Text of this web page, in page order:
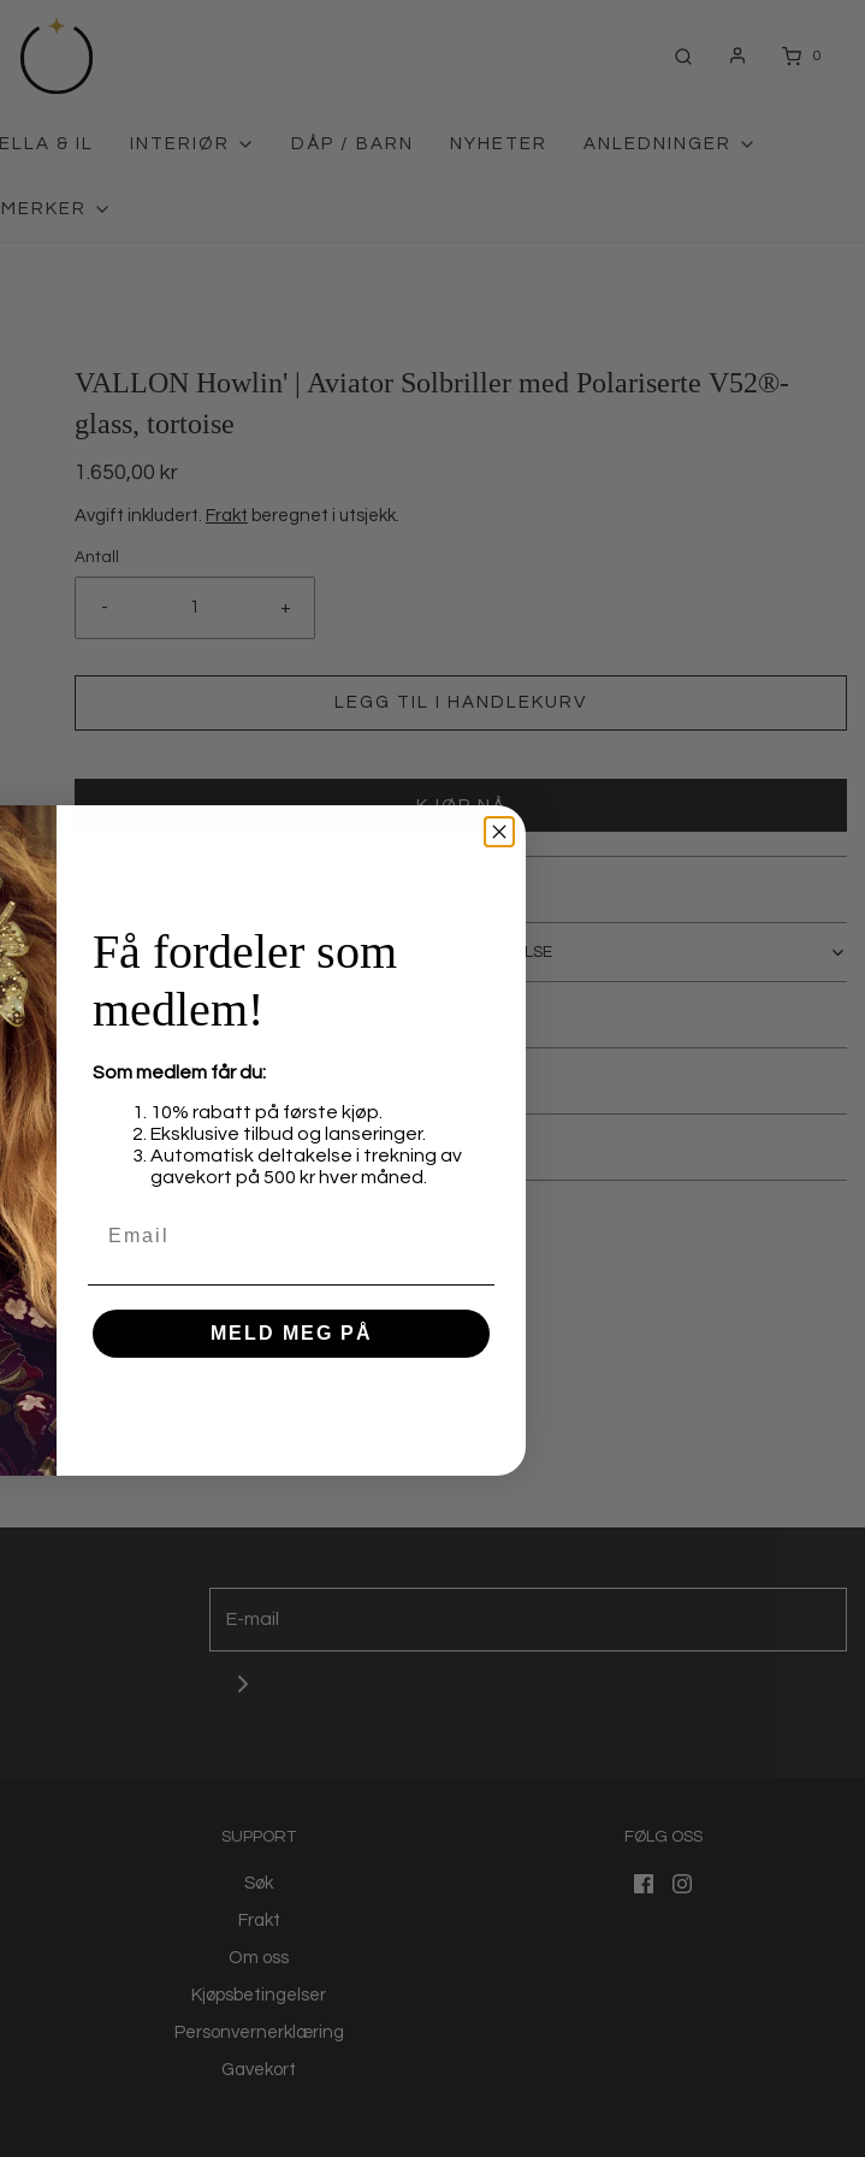
0
ELLA & IL INTERIØR DÅP / BARN NYHETER ANLEDNINGER
MERKER
VALLON Howlin' | Aviator Solbriller med Polariserte V52®-
glass, tortoise
1.650,00 kr
Avgift inkludert. Frakt beregnet i utsjekk.
Antall
- +
LEGG TIL I HANDLEKURV
KJØP NÅ
PRODUKTBESKRIVELSE
Over 100 år gammel familiebedrift
Fri frakt over 1000,-
Betal med Klarna, Vipps eller kredittkort
SUPPORT
Søk
Frakt
Om oss
Kjøpsbetingelser
Personvernerklæring
Gavekort
FØLG OSS
Få fordeler som
medlem!
Som medlem får du:
10% rabatt på første kjøp.
Eksklusive tilbud og lanseringer.
Automatisk deltakelse i trekning av
gavekort på 500 kr hver måned.
MELD MEG PÅ